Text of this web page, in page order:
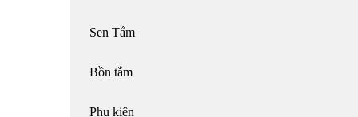
Sen Tắm
Bồn tắm
Phụ kiện